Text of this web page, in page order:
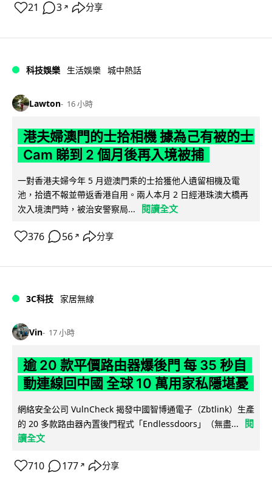
21 3 ↗ 分享
科技娛樂 生活娛樂 城中熱話
Lawton 16 小時
港夫婦澳門的士拾相機 據為己有被的士
Cam 睇到 2 個月後再入境被捕
一對香港夫婦今年 5 月遊澳門乘的士拾獲他人遺留相機及電
池，拾遺不報並帶返香港自用。兩人本月 2 日經港珠澳大橋再
次入境澳門時，被治安警察局...
閱讀全文
376 56 ↗ 分享
3C科技 家居無線
Vin 17 小時
逾 20 款平價路由器爆後門 每 35 秒自
動連線回中國 全球 10 萬用家私隱堪憂
網絡安全公司 VulnCheck 揭發中國智博通電子（Zbtlink）生產
的 20 多款路由器內置後門程式「Endlessdoors」（無盡...
閱
讀全文
710 177 ↗ 分享